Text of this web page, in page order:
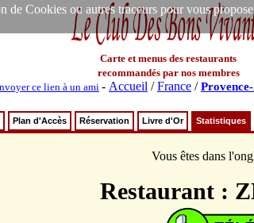
Cookies ou autres traceurs pour vous
Carte et menus des restaurants
recommandés par nos membres
ce lien à un ami- Accueil /France /
Plan d'Accès Réservation Livre d'Or Statistiques
Vous êtes dans
Restaurant :